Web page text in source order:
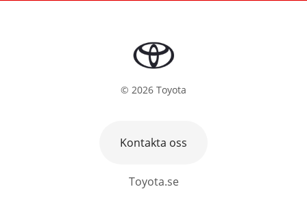
© 2026 Toyota
Toyota.se
Kontakta oss